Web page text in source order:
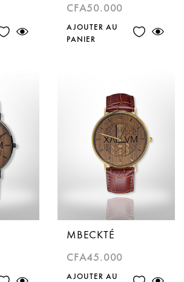
CFA50.000
AJOUTER AU
PANIER
MBECKTÉ
CFA45.000
AJOUTER AU